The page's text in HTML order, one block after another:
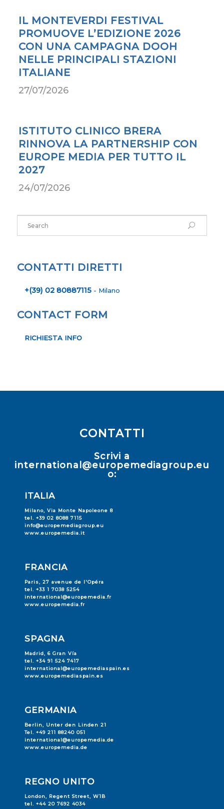
IL MONTEVERDI FESTIVAL
PROMUOVE L’EDIZIONE 2026
CON UNA CAMPAGNA DOOH
NELLE PRINCIPALI STAZIONI
ITALIANE
27/07/2026
ISTITUTO CLINICO BRERA
RINNOVA LA PARTNERSHIP CON
EUROPE MEDIA PER TUTTO IL
2027
24/07/2026
CONTATTI DIRETTI
+(39) 02 80887115- Milano
CONTACT FORM
RICHIESTA INFO
CONTATTI
Scrivi a
international@europemediagroup.eu
o:
ITALIA
Milano, Via Monte Napoleone 8
tel. +39 02 8088 7115
info@europemediagroup.eu
www.europemedia.it
FRANCIA
Paris, 27 avenue de l'Opéra
tel. +33 1 7038 5254
international@europemedia.fr
www.europemedia.fr
SPAGNA
Madrid, 6 Gran Vía
tel. +34 91 524 7417
international@europemediaspain.es
www.europemediaspain.es
GERMANIA
Berlin, Unter den Linden 21
Tel. +49 211 88240 051
international@europemedia.de
www.europemedia.de
REGNO UNITO
London, Regent Street, W1B
tel. +44 20 7692 4034